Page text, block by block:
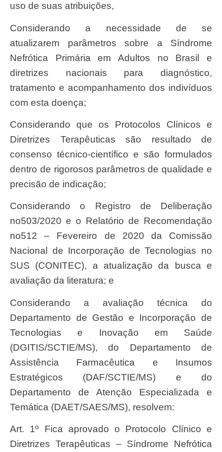
uso de suas atribuições,
Considerando a necessidade de se
atualizarem parâmetros sobre a Síndrome
Nefrótica Primária em Adultos no Brasil e
diretrizes nacionais para diagnóstico,
tratamento e acompanhamento dos indivíduos
com esta doença;
Considerando que os Protocolos Clínicos e
Diretrizes Terapêuticas são resultado de
consenso técnico-científico e são formulados
dentro de rigorosos parâmetros de qualidade e
precisão de indicação;
Considerando o Registro de Deliberação
no503/2020 e o Relatório de Recomendação
no512 – Fevereiro de 2020 da Comissão
Nacional de Incorporação de Tecnologias no
SUS (CONITEC), a atualização da busca e
avaliação da literatura; e
Considerando a avaliação técnica do
Departamento de Gestão e Incorporação de
Tecnologias e Inovação em Saúde
(DGITIS/SCTIE/MS), do Departamento de
Assistência Farmacêutica e Insumos
Estratégicos (DAF/SCTIE/MS) e do
Departamento de Atenção Especializada e
Temática (DAET/SAES/MS), resolvem:
Art. 1º Fica aprovado o Protocolo Clínico e
Diretrizes Terapêuticas – Síndrome Nefrótica